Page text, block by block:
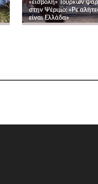
«εισβολή» Τούρκων
στην Ψέριμο: «Ρε
είναι Ελλάδα»